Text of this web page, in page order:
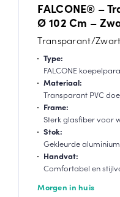
FALCONE® –
Ø 102 Cm –
Transparant/Zwart
Type:
FALCONE
Materiaal:
Transparant PVC
Frame:
Sterk glasfiber voor
Stok:
Gekleurde
Handvat:
Comfortabel en
Morgen in huis